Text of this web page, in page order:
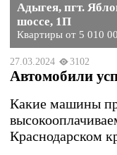
Адыгея, пгт.
шоссе, 1П
Квартиры от 5 010
27.03.2024 3102
Автомобили
Какие машины
Краснодарском